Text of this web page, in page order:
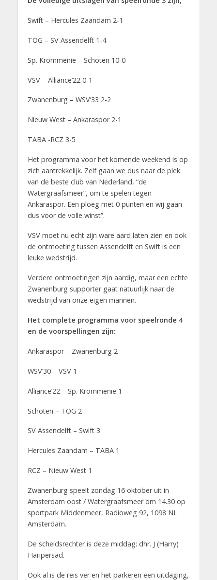
Swift – Hercules Zaandam 2-1
TOG – SV Assendelft 1-4
Sp. Krommenie – Schoten 10-0
VSV – Alliance’22 0-1
Zwanenburg – WSV’33 2-2
Nieuw West – Ankaraspor 2-1
TABA -RCZ 3-5
Het programma voor het komende weekend is op
zich aantrekkelijk. Zelf gaan we dus naar de plek
van de beste club van Nederland, “de
Watergraafsmeer”, om te spelen tegen
Ankaraspor. Een ploeg met 0 punten en wij gaan
dus voor de volle winst”.
VSV moet nu echt zijn ware aard laten zien en ook
de ontmoeting tussen Assendelft en Swift is een
leuke wedstrijd.
Verdere ontmoetingen zijn aardig, maar een echte
Zwanenburg supporter gaat natuurlijk naar de
wedstrijd van onze eigen mannen.
Het complete programma voor speelronde 4
en de voorspellingen zijn:
Ankaraspor – Zwanenburg 2
WSV’30 – VSV 1
Alliance’22 – Sp. Krommenie 1
Schoten – TOG 2
SV Assendelft – Swift 3
Hercules Zaandam – TABA 1
RCZ – Nieuw West 1
Zwanenburg speelt zondag 16 oktober uit in
Amsterdam oost / Watergraafsmeer om 14.30 op
sportpark Middenmeer, Radioweg 92, 1098 NL
Amsterdam.
De scheidsrechter is deze middag; dhr. J (Harry)
Haripersad.
Ook al is de reis ver en het parkeren een uitdaging,